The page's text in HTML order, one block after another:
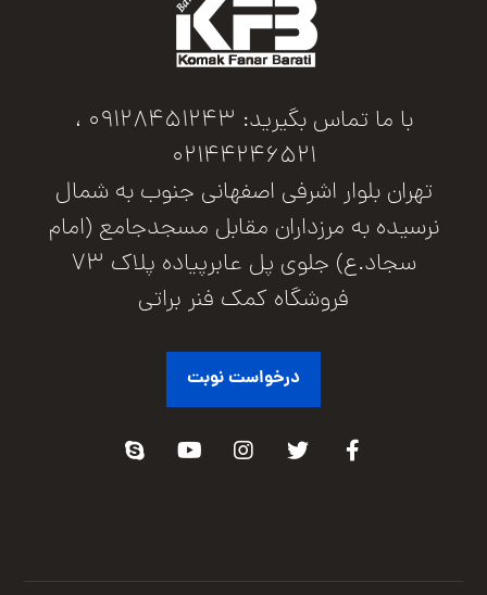
با ما تماس بگیرید: 09128451243 ،
02144246521
تهران بلوار اشرفی اصفهانی جنوب به شمال
نرسیده به مرزداران مقابل مسجدجامع (امام
سجاد.ع) جلوی پل عابرپیاده پلاک 73
فروشگاه کمک فنر براتی
درخواست نوبت